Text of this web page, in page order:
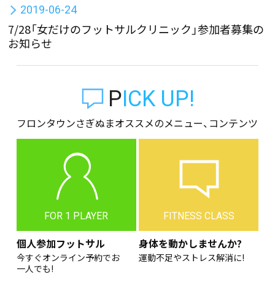
2019-06-24
7/28「女だけのフットサルクリニック」参加者募集の
お知らせ
PICK UP!
フロンタウンさぎぬまオススメのメニュー、コンテンツ
FOR 1 PLAYER
個人参加フットサル
今すぐオンライン予約でお
一人でも!
FITNESS CLASS
身体を動かしませんか?
運動不足やストレス解消に!